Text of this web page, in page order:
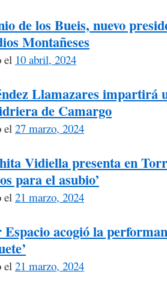
de los Bueis, nuevo
Montañeses
el 10 abril, 2024
Llamazares impartirá
de Camargo
el 27 marzo, 2024
Vidiella presenta en
para el asubio’
el 21 marzo, 2024
acogió la
el 21 marzo, 2024